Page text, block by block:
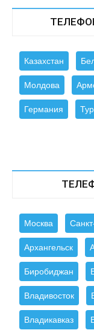
Казахстан
Молдова
Германия
Москва
Архангельск
Биробиджан
Владивосток
Владикавказ